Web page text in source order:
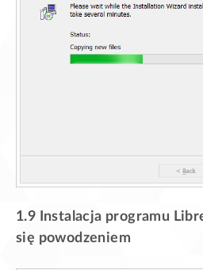
1.9 Instalacja programu
się powodzeniem